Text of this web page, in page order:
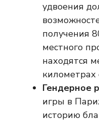
удвоения
получения
местного
находятся
Гендерное
игры в
историю